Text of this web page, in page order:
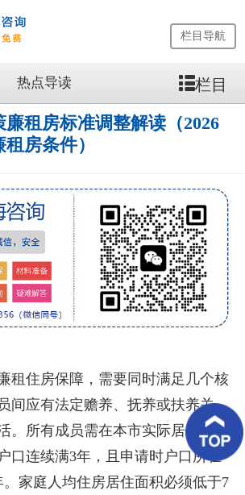
栏目导航
热点导读 栏目
租房标准调整解读（2026
房条件）
住房保障，需要同时满足几个核
间应有法定赡养、抚养或扶养关
。所有成员需在本市实际居住，持
口连续满3年，且申请时户口所在
家庭人均住房居住面积必须低于7